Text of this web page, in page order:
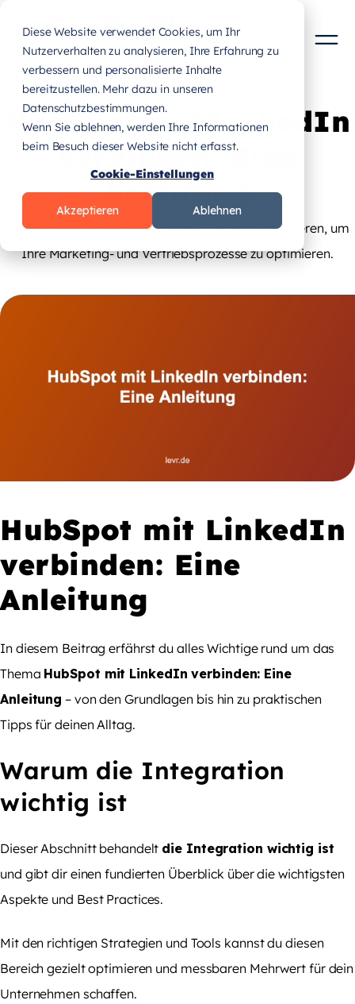
Diese Website verwendet Cookies, um Ihr
Nutzerverhalten zu analysieren, Ihre Erfahrung zu
verbessern und personalisierte Inhalte
bereitzustellen. Mehr dazu in unseren
Datenschutzbestimmungen.
Wenn Sie ablehnen, werden Ihre Informationen
beim Besuch dieser Website nicht erfasst.
Cookie-Einstellungen
Akzeptieren Ablehnen
HubSpot mit LinkedIn
verbinden: Eine
Anleitung
Erfahren Sie, wie Sie HubSpot mit LinkedIn integrieren, um
Ihre Marketing- und Vertriebsprozesse zu optimieren.
HubSpot mit LinkedIn
verbinden: Eine
Anleitung
In diesem Beitrag erfährst du alles Wichtige rund um das
Thema HubSpot mit LinkedIn verbinden: Eine
Anleitung – von den Grundlagen bis hin zu praktischen
Tipps für deinen Alltag.
Warum die Integration
wichtig ist
Dieser Abschnitt behandelt die Integration wichtig ist
und gibt dir einen fundierten Überblick über die wichtigsten
Aspekte und Best Practices.
Mit den richtigen Strategien und Tools kannst du diesen
Bereich gezielt optimieren und messbaren Mehrwert für dein
Unternehmen schaffen.